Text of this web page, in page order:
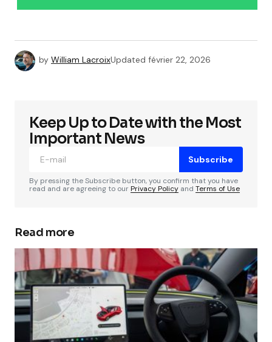
by William LacroixUpdated février 22, 2026
Keep Up to Date with the Most
Important News
Subscribe
By pressing the Subscribe button, you confirm that you have
read and are agreeing to ourPrivacy Policy and Terms of Use
Read more